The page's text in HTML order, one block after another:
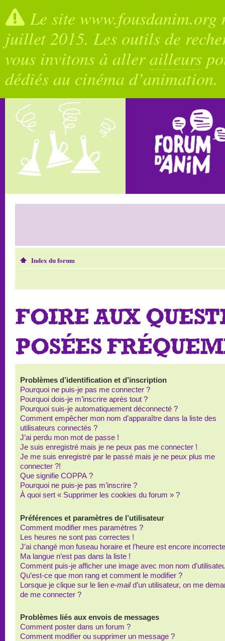
Le site
juillet 2015. Les outils de
vous invitons à allerailleurs
dédiés au cinéma d’animation.
Index du forum
FOIRE AUX
POSÉES
Problèmes d’identification et d’inscription
Pourquoi ne puis-je pas me connecter ?
Pourquoi dois-je m’inscrire après tout ?
Pourquoi suis-je automatiquement déconnecté ?
Comment empêcher mon nom d’apparaître dans la liste des
utilisateurs connectés ?
J’ai perdu mon mot de passe !
Je suis enregistré mais je ne peux pas me connecter !
Je me suis enregistré par le passé mais je ne peux plus me
connecter ?!
Que signifie COPPA ?
Pourquoi ne puis-je pas m’inscrire ?
À quoi sert « Supprimer les cookies du forum » ?
Préférences et paramètres de l’utilisateur
Comment modifier mes paramètres ?
Les heures ne sont pas correctes !
J’ai changé mon fuseau horaire et l’heure est encore
Ma langue n’est pas dans la liste !
Comment puis-je afficher une image avec mon nom
Qu’est-ce que mon rang et comment le modifier ?
Lorsque je clique sur le lien e-maild’un utilisateur, on me
de me connecter ?
Problèmes liés aux envois de messages
Comment poster dans un forum ?
Comment modifier ou supprimer un message ?